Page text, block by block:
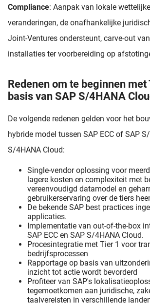
Compliance: Aanpak van lokale
veranderingen, de onafhankelijke
Joint-Ventures ondersteunt, carve-out
installaties ter voorbereiding op
Redenen om te beginnen
basis van SAP S/4HANA
De volgende redenen gelden voor het
hybride model tussen SAP ECC of SAP
S/4HANA Cloud:
Single-vendor oplossing voor
lagere kosten en complexiteit met
vereenvoudigd datamodel en
gebruikerservaring over de tiers
De bekende SAP best practices
applicaties.
Implementatie van out-of-the-box
SAP ECC en SAP S/4HANA Cloud.
Procesintegratie met Tier 1 voor
bedrijfsprocessen
Rapportage op basis van
inzicht tot actie wordt bevorderd
Profiteer van SAP's
tegemoetkomen aan juridische,
taalvereisten in verschillende